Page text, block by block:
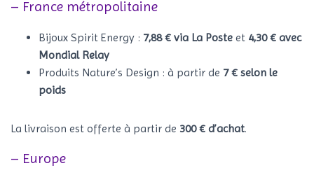
– France métropolitaine
Bijoux Spirit Energy : 7,88 € via La Poste et 4,30 € avec
Mondial Relay
Produits Nature’s Design : à partir de 7 € selon le
poids
La livraison est offerte à partir de 300 € d’achat.
– Europe